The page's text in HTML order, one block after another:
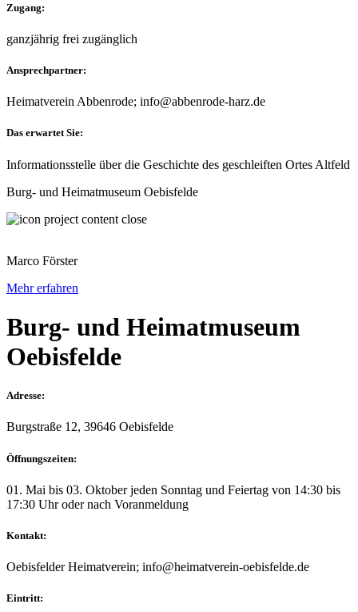
Zugang:
ganzjährig frei zugänglich
Ansprechpartner:
Heimatverein Abbenrode; info@abbenrode-harz.de
Das erwartet Sie:
Informationsstelle über die Geschichte des geschleiften Ortes Altfeld
Burg- und Heimatmuseum Oebisfelde
Marco Förster
Mehr erfahren
Burg- und Heimatmuseum
Oebisfelde
Adresse:
Burgstraße 12, 39646 Oebisfelde
Öffnungszeiten:
01. Mai bis 03. Oktober jeden Sonntag und Feiertag von 14:30 bis
17:30 Uhr oder nach Voranmeldung
Kontakt:
Oebisfelder Heimatverein; info@heimatverein-oebisfelde.de
Eintritt: